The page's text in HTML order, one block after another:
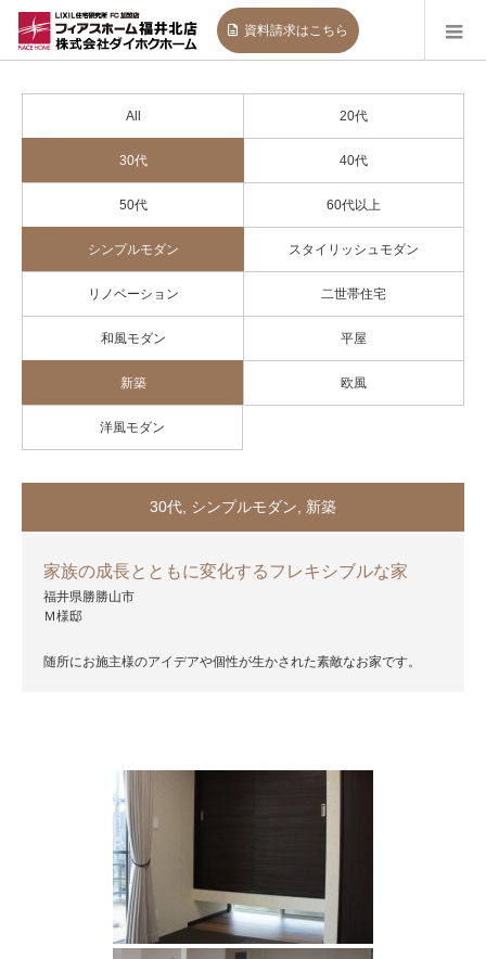
資料請求はこちら
All 20代
30代 40代
50代 60代以上
シンプルモダン スタイリッシュモダン
リノベーション 二世帯住宅
和風モダン 平屋
新築 欧風
洋風モダン
30代 シンプルモダン 新築
家族の成長とともに変化するフレキシブルな家
福井県勝勝山市
Ｍ様邸
随所にお施主様のアイデアや個性が生かされた素敵なお家です。